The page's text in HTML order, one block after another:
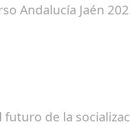
Andalucía Jaén
de la